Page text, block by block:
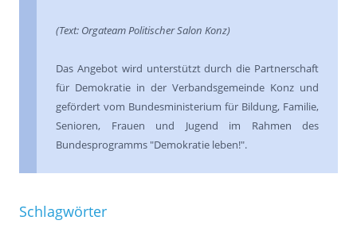
(Text: Orgateam Politischer Salon Konz)
Das Angebot wird unterstützt durch die Partnerschaft
für Demokratie in der Verbandsgemeinde Konz und
gefördert vom Bundesministerium für Bildung, Familie,
Senioren, Frauen und Jugend im Rahmen des
Bundesprogramms "Demokratie leben!".
Schlagwörter